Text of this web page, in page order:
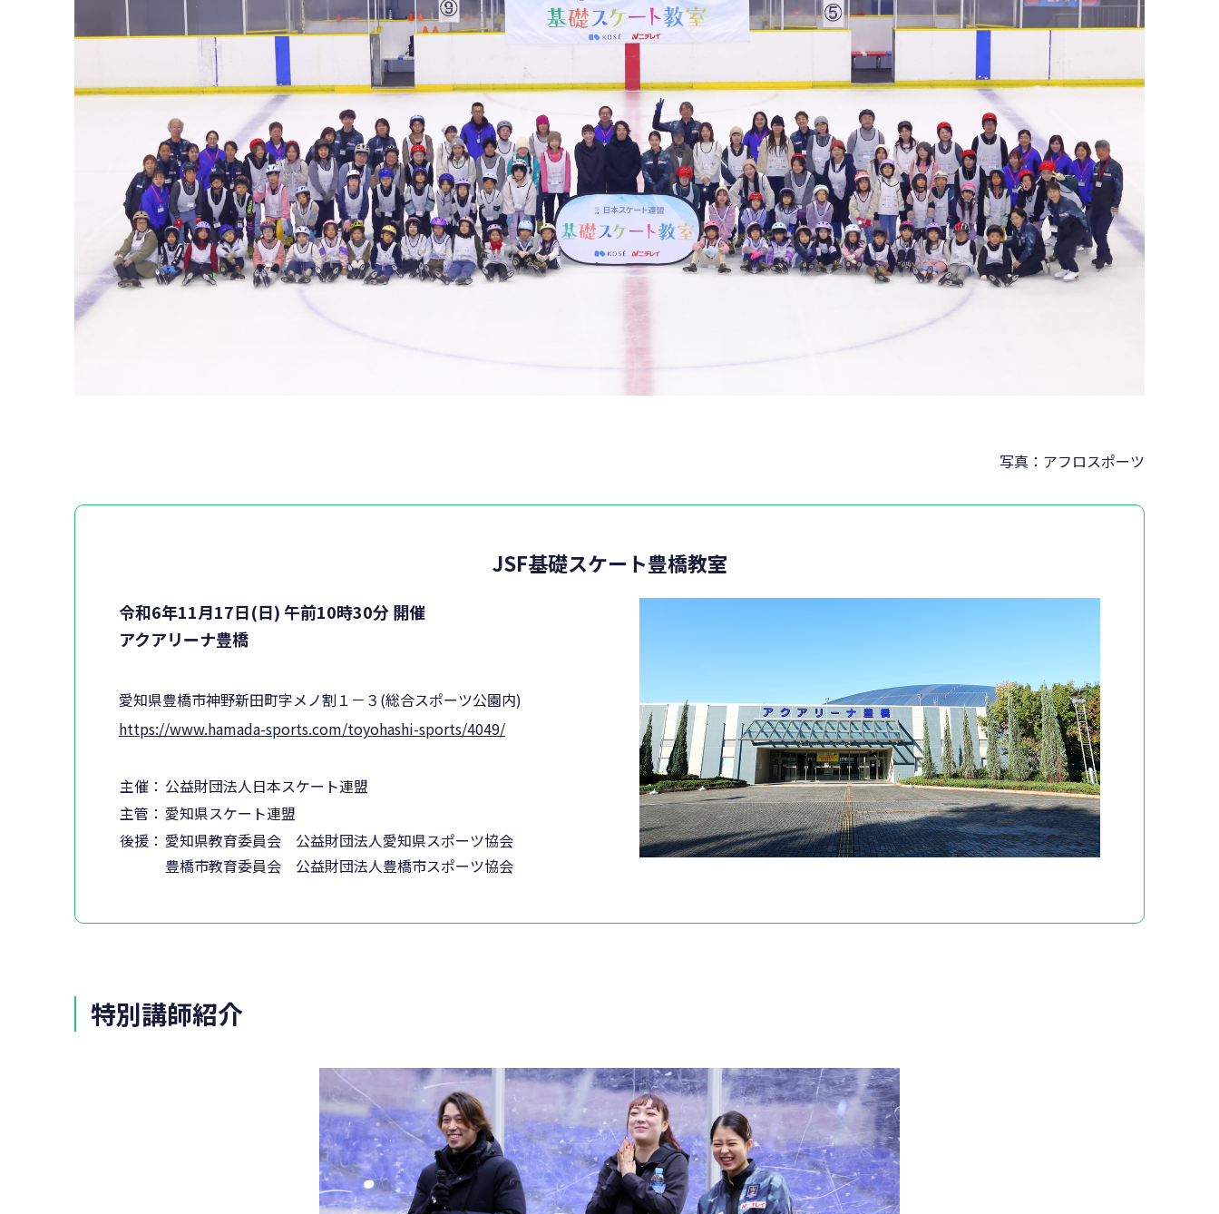
写真：アフロスポーツ
JSF基礎スケート豊橋教室
令和6年11月17日(日) 午前10時30分 開催
アクアリーナ豊橋
愛知県豊橋市神野新田町字メノ割１－３(総合スポーツ公園内)
https://www.hamada-sports.com/toyohashi-sports/4049/
主催： 公益財団法人日本スケート連盟
主管： 愛知県スケート連盟
後援： 愛知県教育委員会 公益財団法人愛知県スポーツ協会
豊橋市教育委員会 公益財団法人豊橋市スポーツ協会
特別講師紹介